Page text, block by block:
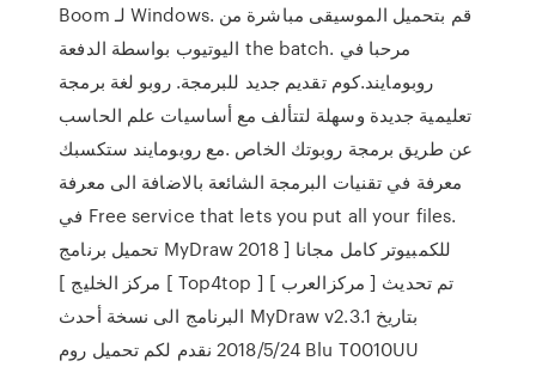
Boom لـ Windows. قم بتحميل الموسيقى مباشرة من
اليوتيوب بواسطة الدفعة the batch. مرحبا في
روبومايند.كوم تقديم جديد للبرمجة. روبو لغة برمجة
تعليمية جديدة وسهلة لتتألف مع أساسيات علم الحاسب
عن طريق برمجة روبوتك الخاص .مع روبومايند ستكسبك
معرفة في تقنيات البرمجة الشائعة بالاضافة الى معرفة
في Free service that lets you put all your files.
تحميل برنامج MyDraw 2018 للكمبيوتر كامل مجانا [
مركز الخليج ] [ Top4top ] [ مركزالعرب ] تم تحديث
البرنامج الى نسخة أحدث MyDraw v2.3.1 بتاريخ
2018/5/24 نقدم لكم تحميل روم Blu T0010UU